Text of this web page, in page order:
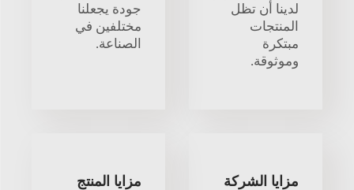
لدينا أن تظل
المنتجات
مبتكرة
وموثوقة.
جودة يجعلنا
مختلفين في
الصناعة.
مزايا الشركة مزايا المنتج